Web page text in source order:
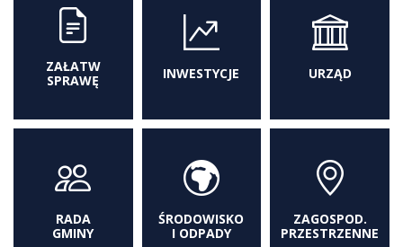
ZAŁATW
SPRAWĘ
INWESTYCJE URZĄD
RADA
GMINY
ŚRODOWISKO
I ODPADY
ZAGOSPOD.
PRZESTRZENNE